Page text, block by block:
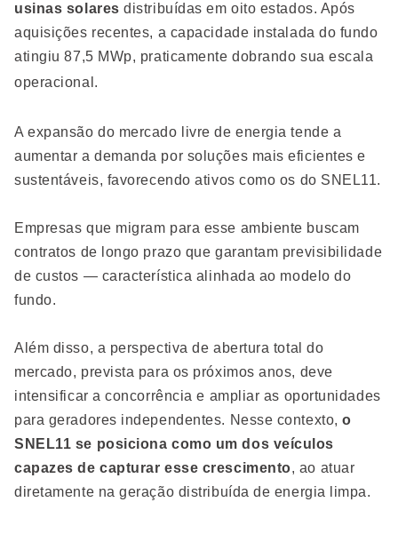
usinas solares distribuídas em oito estados. Após
aquisições recentes, a capacidade instalada do fundo
atingiu 87,5 MWp, praticamente dobrando sua escala
operacional.
A expansão do mercado livre de energia tende a
aumentar a demanda por soluções mais eficientes e
sustentáveis, favorecendo ativos como os do SNEL11.
Empresas que migram para esse ambiente buscam
contratos de longo prazo que garantam previsibilidade
de custos — característica alinhada ao modelo do
fundo.
Além disso, a perspectiva de abertura total do
mercado, prevista para os próximos anos, deve
intensificar a concorrência e ampliar as oportunidades
para geradores independentes. Nesse contexto,o
SNEL11 se posiciona como um dos veículos
capazes de capturar esse crescimento, ao atuar
diretamente na geração distribuída de energia limpa.